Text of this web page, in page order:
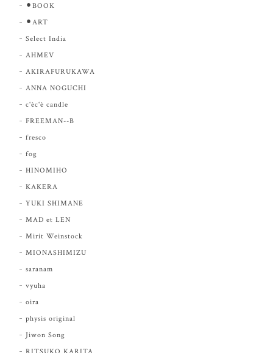
⚫︎BOOK
⚫︎ART
Select India
AHMEV
AKIRAFURUKAWA
ANNA NOGUCHI
c'èc'è candle
FREEMAN--B
fresco
fog
HINOMIHO
KAKERA
YUKI SHIMANE
MAD et LEN
Mirit Weinstock
MIONASHIMIZU
saranam
vyuha
oira
physis original
Jiwon Song